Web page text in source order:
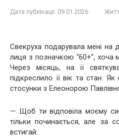
Дата публікації: 09.01.2026
Свекруха подарувала мені
лиця з позначкою “60+”, хоча
Через місяць, на її
підкреслило її вік та стан.
стосунки з Елеонорою
— Щоб ти відповіла моєму
тільки починається, але за
встигай.